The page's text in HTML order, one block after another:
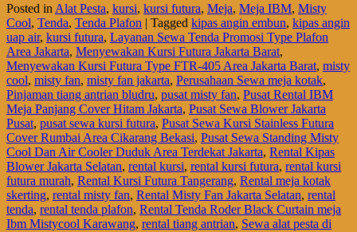
Posted in Alat Pesta, kursi, kursi futura, Meja, Meja IBM, Misty
Cool, Tenda, Tenda Plafon | Tagged kipas angin embun, kipas angin
uap air, kursi futura, Layanan Sewa Tenda Promosi Type Plafon
Area Jakarta, Menyewakan Kursi Futura Jakarta Barat,
Menyewakan Kursi Futura Type FTR-405 Area Jakarta Barat, misty
cool, misty fan, misty fan jakarta, Perusahaan Sewa meja kotak,
Pinjaman tiang antrian bludru, pusat misty fan, Pusat Rental IBM
Meja Panjang Cover Hitam Jakarta, Pusat Sewa Blower Jakarta
Pusat, pusat sewa kursi futura, Pusat Sewa Kursi Stainless Futura
Cover Rumbai Area Cikarang Bekasi, Pusat Sewa Standing Misty
Cool Dan Air Cooler Duduk Area Terdekat Jakarta, Rental Kipas
Blower Jakarta Selatan, rental kursi, rental kursi futura, rental kursi
futura murah, Rental Kursi Futura Tangerang, Rental meja kotak
skerting, rental misty fan, Rental Misty Fan Jakarta Selatan, rental
tenda, rental tenda plafon, Rental Tenda Roder Black Curtain meja
Ibm Mistycool Karawang, rental tiang antrian, Sewa alat pesta di